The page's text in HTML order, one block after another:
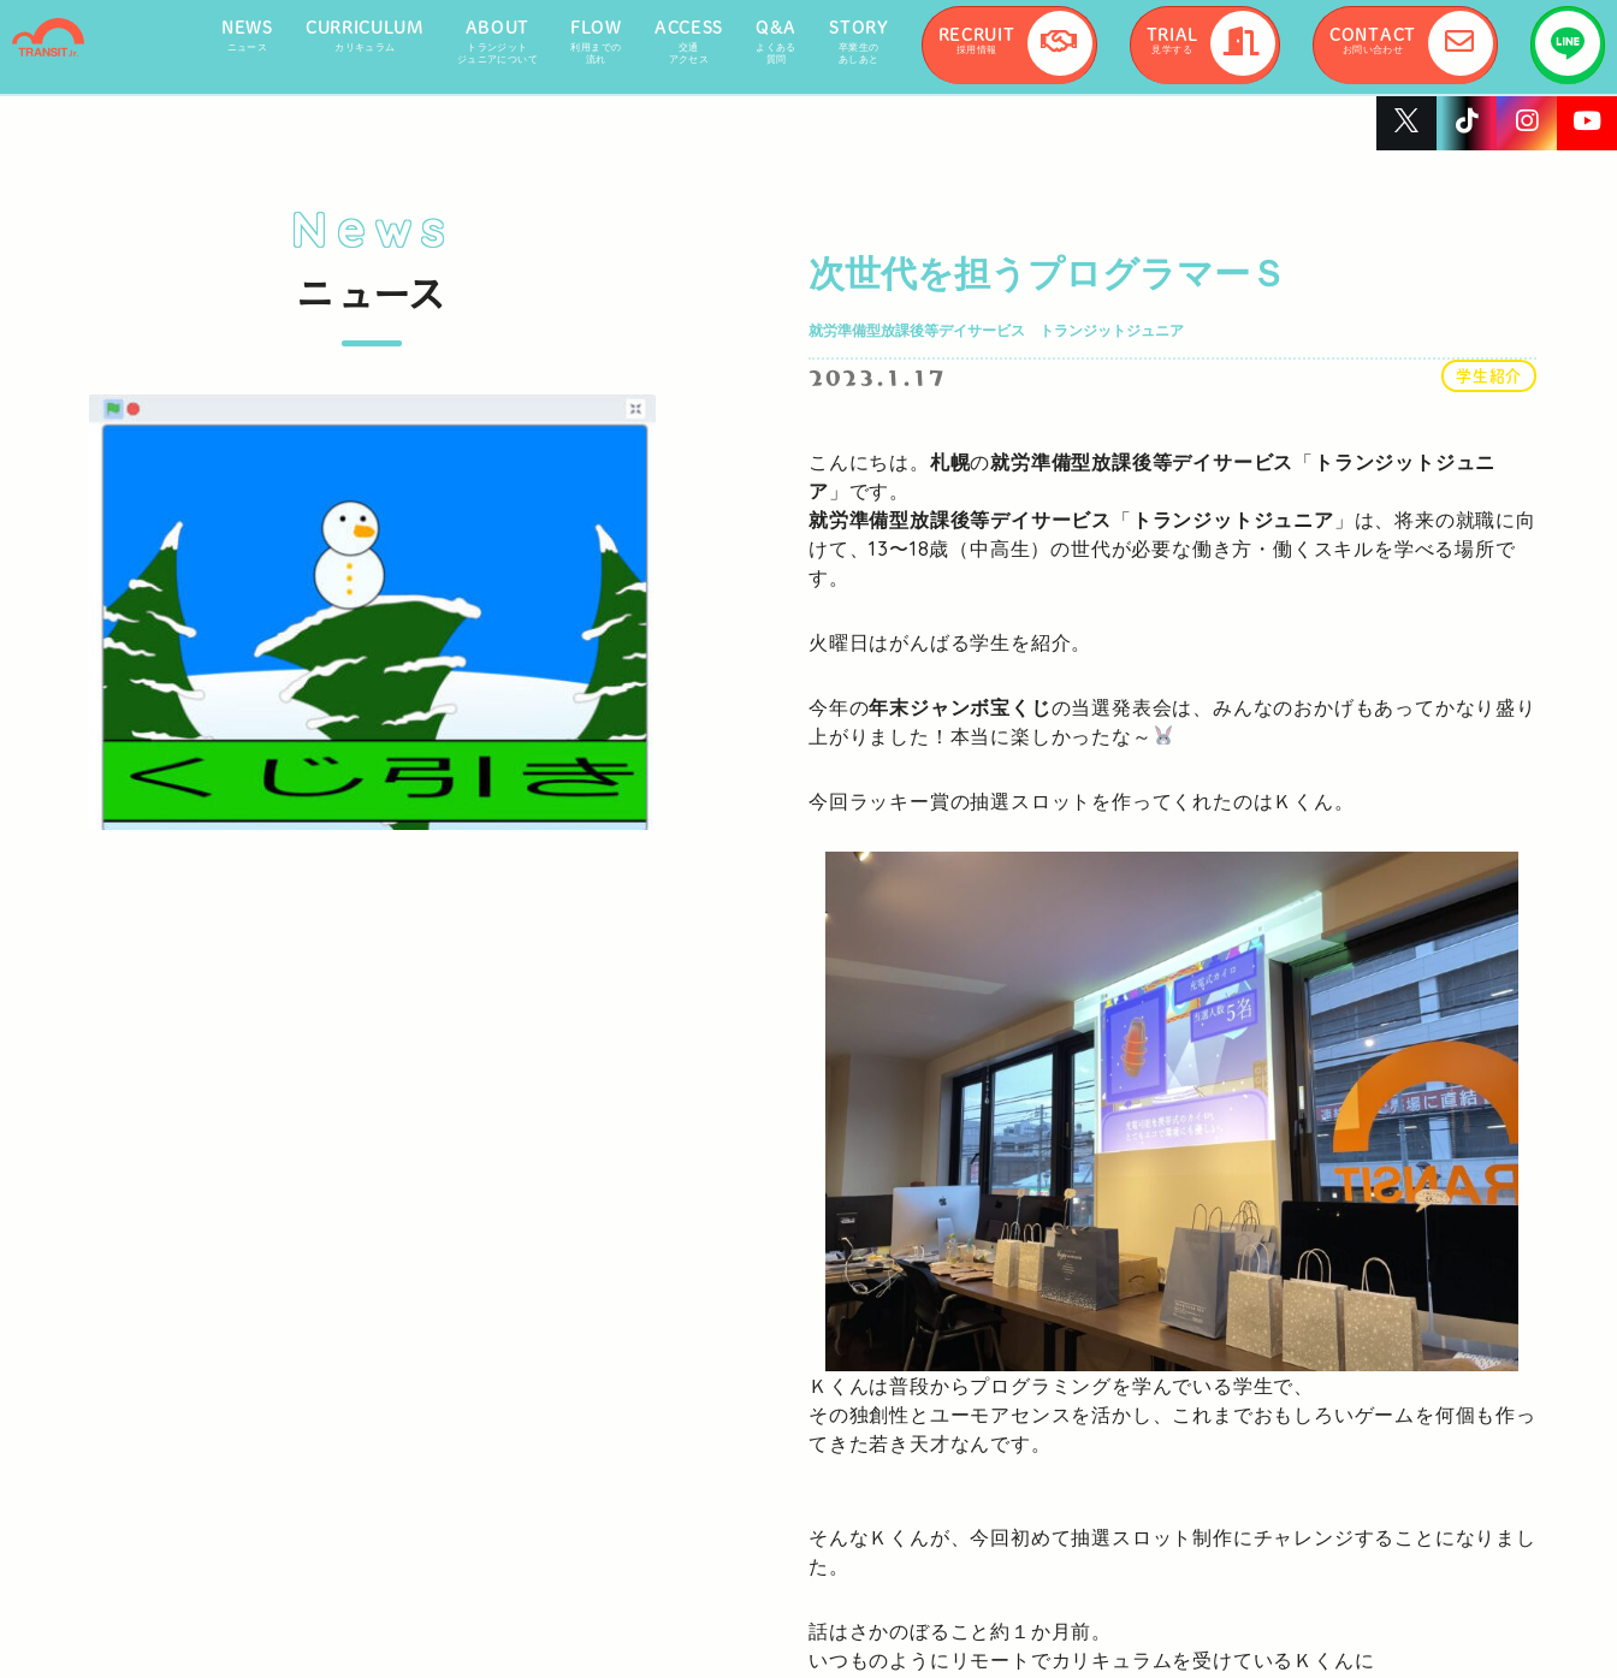
NEWS
ニュース
CURRICULUM
カリキュラム
ABOUT
トランジット
ジュニアについて
FLOW
利用までの
流れ
ACCESS
交通
アクセス
Q&A
よくある
質問
STORY
卒業生の
あしあと
RECRUIT
採用情報
TRIAL
見学する
CONTACT
お問い合わせ
News
ニュース 次世代を担うプログラマーＳ
就労準備型放課後等デイサービス トランジットジュニア
2023.1.17 学生紹介
こんにちは。 札幌の就労準備型放課後等デイサービス 「 トランジットジュニ
ア 」です。
就労準備型放課後等デイサービス 「 トランジットジュニア 」は、将来の就職に向
けて、13〜18歳（中高生）の世代が必要な働き方・働くスキルを学べる場所で
す。
火曜日はがんばる学生を紹介。
今年の年末ジャンボ宝くじの当選発表会は、みんなのおかげもあってかなり盛り
上がりました！本当に楽しかったな～
今回ラッキー賞の抽選スロットを作ってくれたのはＫくん。
Ｋくんは普段からプログラミングを学んでいる学生で、
その独創性とユーモアセンスを活かし、これまでおもしろいゲームを何個も作っ
てきた若き天才なんです。
そんなＫくんが、今回初めて抽選スロット制作にチャレンジすることになりまし
た。
話はさかのぼること約１か月前。
いつものようにリモートでカリキュラムを受けているＫくんに